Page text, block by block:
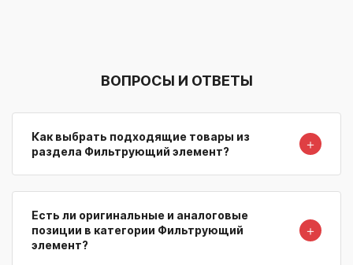
ВОПРОСЫ И ОТВЕТЫ
Как выбрать подходящие товары из
раздела Фильтрующий элемент?
＋
Есть ли оригинальные и аналоговые
позиции в категории Фильтрующий
элемент?
＋